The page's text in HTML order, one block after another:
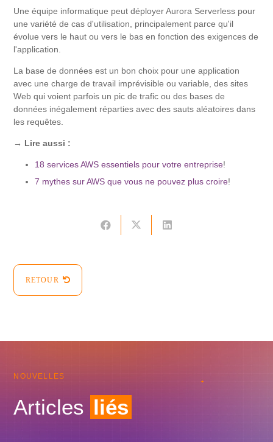
Une équipe informatique peut déployer Aurora Serverless pour
une variété de cas d'utilisation, principalement parce qu'il
évolue vers le haut ou vers le bas en fonction des exigences de
l'application.
La base de données est un bon choix pour une application
avec une charge de travail imprévisible ou variable, des sites
Web qui voient parfois un pic de trafic ou des bases de
données inégalement réparties avec des sauts aléatoires dans
les requêtes.
→ Lire aussi :
18 services AWS essentiels pour votre entreprise!
7 mythes sur AWS que vous ne pouvez plus croire!
RETOUR
NOUVELLES
Articles liés